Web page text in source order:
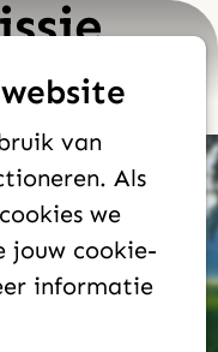
van
Als
we
jouw cookie-
informatie
je?